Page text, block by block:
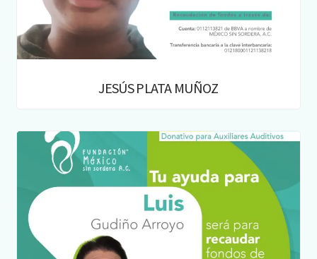
JESÚS PLATA MUÑOZ